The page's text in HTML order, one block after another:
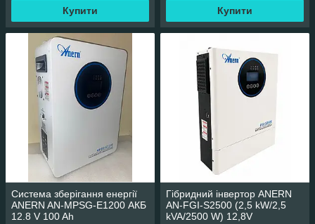
Купити Купити
Система зберігання енергії
ANERN AN-MPSG-E1200 АКБ
12.8 V 100 Ah
Гібридний інвертор ANERN
AN-FGI-S2500 (2,5 kW/2,5
kVA/2500 W) 12,8V